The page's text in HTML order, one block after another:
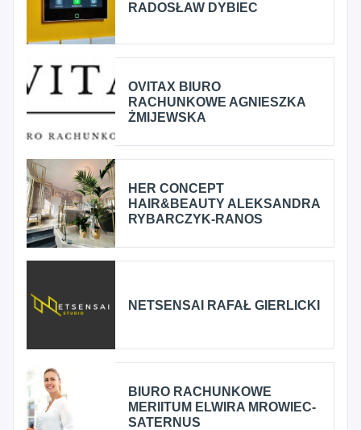
RADOSŁAW DYBIEC
OVITAX BIURO
RACHUNKOWE AGNIESZKA
ŻMIJEWSKA
HER CONCEPT
HAIR&BEAUTY ALEKSANDRA
RYBARCZYK-RANOS
NETSENSAI RAFAŁ GIERLICKI
BIURO RACHUNKOWE
MERIITUM ELWIRA MROWIEC-
SATERNUS